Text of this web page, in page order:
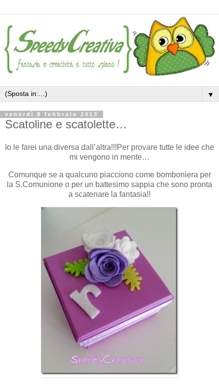
▼
venerdì 8 febbraio 2013
Scatoline e scatolette…
Io le farei una diversa dall’altra!!!Per provare tutte le idee che
mi vengono in mente…
Comunque se a qualcuno piacciono come bomboniera per
la S.Comunione o per un battesimo sappia che sono pronta
a scatenare la fantasia!!